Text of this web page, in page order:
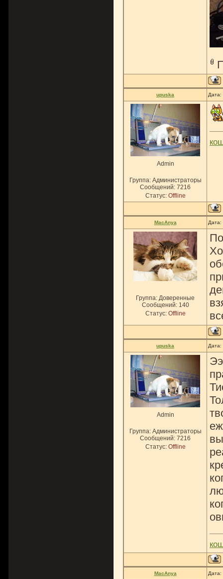
upuska Дата:
Admin
Группа: Администраторы
Сообщений: 7216
Статус: Offline
MacAnya Дата:
Группа: Доверенные
Сообщений: 140
Статус: Offline
upuska Дата:
Admin
Группа: Администраторы
Сообщений: 7216
Статус: Offline
MacAnya